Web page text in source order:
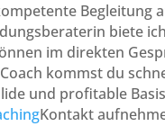
Begleitung
biete
im direkten
kommst du
und profitable
Kontakt